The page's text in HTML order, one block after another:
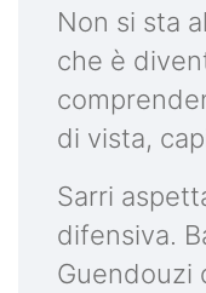
Non si sta
che è
di vista,
Sarri
difensiva.
Guendouzi